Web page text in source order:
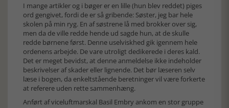
I mange artikler og i bøger er en lille (hun blev reddet) piges
ord gengivet, fordi de er så gribende: Søster, jeg bar hele
skolen på min ryg. En af søstrene lå med brokker over sig,
men da de ville redde hende ud sagde hun, at de skulle
redde børnene først. Denne uselviskhed gik igennem hele
ordenens arbejde. De vare utroligt dedikerede i deres kald.
Det er meget bevidst, at denne anmeldelse ikke indeholder
beskrivelser af skader eller lignende. Det bør læseren selv
læse i bogen, da enkeltstående beretninger vil være forkerte
at referere uden rette sammenhæng.
Anført af viceluftmarskal Basil Embry ankom en stor gruppe